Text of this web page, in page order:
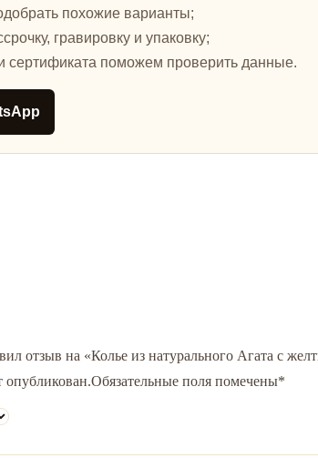
похожие варианты;
гравировку и упаковку;
сертификата поможем проверить данные.
отзыв на «Колье из натурального Агата с
опубликован.Обязательные поля помечены*